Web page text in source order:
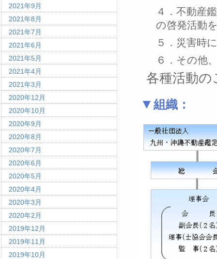
４．不動産
の啓発活動
５．災害時
６．その他
各種活動
組織：
2021年9月
2021年8月
2021年7月
2021年6月
2021年5月
2021年4月
2021年3月
2020年12月
2020年10月
2020年9月
2020年8月
2020年7月
2020年6月
2020年5月
2020年4月
2020年3月
2020年2月
2019年12月
2019年11月
2019年10月